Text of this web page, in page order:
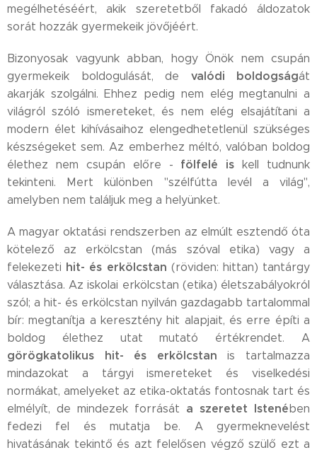
megélhetéséért, akik szeretetből fakadó áldozatok
sorát hozzák gyermekeik jövőjéért.
Bizonyosak vagyunk abban, hogy Önök nem csupán
gyermekeik boldogulását, de valódi boldogságát
akarják szolgálni. Ehhez pedig nem elég megtanulni a
világról szóló ismereteket, és nem elég elsajátítani a
modern élet kihívásaihoz elengedhetetlenül szükséges
készségeket sem. Az emberhez méltó, valóban boldog
élethez nem csupán előre - fölfelé is kell tudnunk
tekinteni. Mert különben "szélfútta levél a világ",
amelyben nem találjuk meg a helyünket.
A magyar oktatási rendszerben az elmúlt esztendő óta
kötelező az erkölcstan (más szóval etika) vagy a
felekezeti hit- és erkölcstan (röviden: hittan) tantárgy
választása. Az iskolai erkölcstan (etika) életszabályokról
szól; a hit- és erkölcstan nyilván gazdagabb tartalommal
bír: megtanítja a keresztény hit alapjait, és erre építi a
boldog élethez utat mutató értékrendet. A
görögkatolikus hit- és erkölcstan is tartalmazza
mindazokat a tárgyi ismereteket és viselkedési
normákat, amelyeket az etika-oktatás fontosnak tart és
elmélyít, de mindezek forrását a szeretet Istenében
fedezi fel és mutatja be. A gyermeknevelést
hivatásának tekintő és azt felelősen végző szülő ezt a